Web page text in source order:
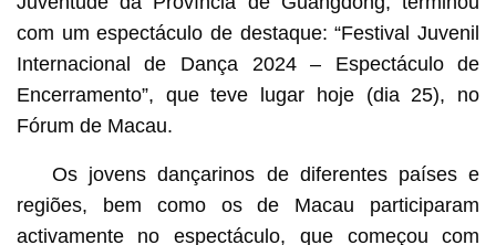
com um espectáculo de destaque: “Festival Juvenil
Internacional de Dança 2024 – Espectáculo de
Encerramento”, que teve lugar hoje (dia 25), no
Fórum de Macau.
Os jovens dançarinos de diferentes países e
regiões, bem como os de Macau participaram
activamente no espectáculo, que começou com